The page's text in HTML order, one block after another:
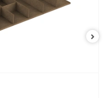
(kg) 111,11776 kg